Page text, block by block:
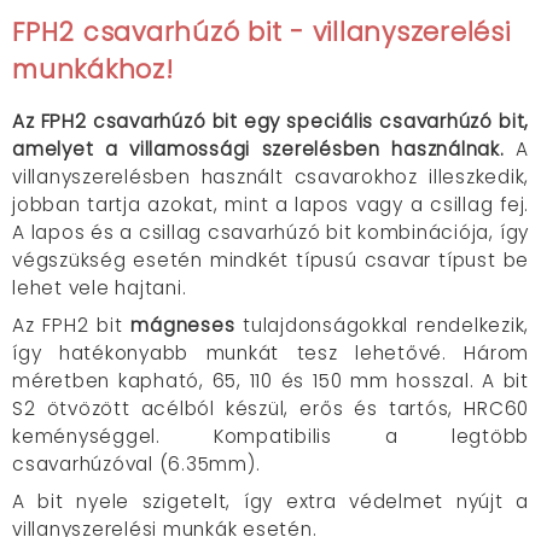
FPH2 csavarhúzó bit - villanyszerelési
munkákhoz!
Az FPH2 csavarhúzó bit egy speciális csavarhúzó bit,
amelyet a villamossági szerelésben használnak. A
villanyszerelésben használt csavarokhoz illeszkedik,
jobban tartja azokat, mint a lapos vagy a csillag fej.
A lapos és a csillag csavarhúzó bit kombinációja, így
végszükség esetén mindkét típusú csavar típust be
lehet vele hajtani.
Az FPH2 bitmágneses tulajdonságokkal rendelkezik,
így hatékonyabb munkát tesz lehetővé. Három
méretben kapható, 65, 110 és 150 mm hosszal. A bit
S2 ötvözött acélból készül, erős és tartós,HRC60
keménységgel. Kompatibilis a legtöbb
csavarhúzóval (6.35mm).
A bit nyele szigetelt, így extra védelmet nyújt a
villanyszerelési munkák esetén.